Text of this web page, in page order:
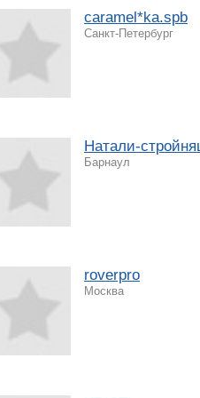
caramel*ka.spb
Санкт-Петербург
Натали-
Барнаул
roverpro
Москва